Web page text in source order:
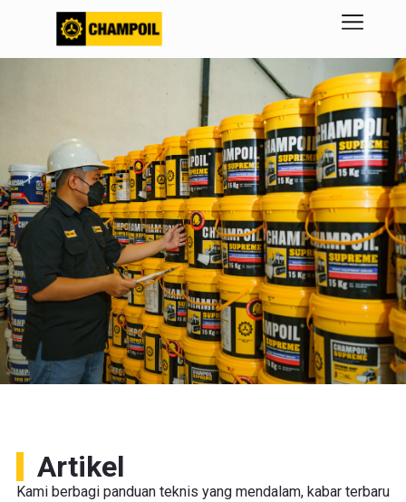
Artikel
Kami berbagi panduan teknis yang mendalam, kabar terbaru